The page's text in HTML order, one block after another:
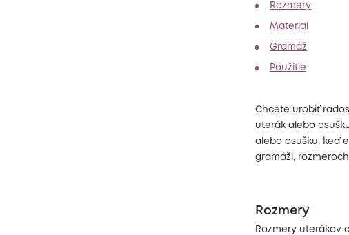
Rozmery
Material
Gramáž
Použitie
Chcete urobiť
uterák alebo
alebo osušku, keď
gramáži,
Rozmery
Rozmery uterákov